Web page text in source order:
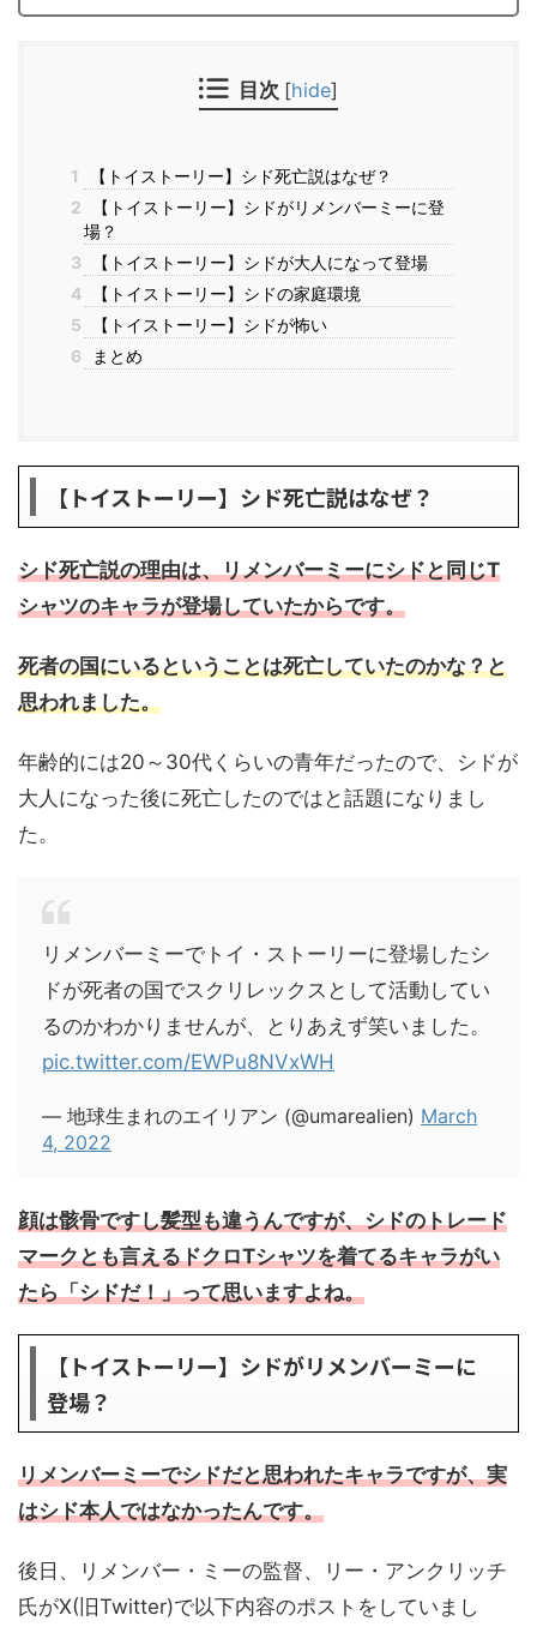
目次 [hide]
1
【トイストーリー】シド死亡説はなぜ？
2
【トイストーリー】シドがリメンバーミーに登
場？
3
【トイストーリー】シドが大人になって登場
4
【トイストーリー】シドの家庭環境
5
【トイストーリー】シドが怖い
6
まとめ
【トイストーリー】シド死亡説はなぜ？
シド死亡説の理由は、リメンバーミーにシドと同じT
シャツのキャラが登場していたからです。
死者の国にいるということは死亡していたのかな？と
思われました。
年齢的には20～30代くらいの青年だったので、シドが
大人になった後に死亡したのではと話題になりまし
た。
リメンバーミーでトイ・ストーリーに登場したシ
ドが死者の国でスクリレックスとして活動してい
るのかわかりませんが、とりあえず笑いました。
pic.twitter.com/EWPu8NVxWH
— 地球生まれのエイリアン (@umarealien) March
4, 2022
顔は骸骨ですし髪型も違うんですが、シドのトレード
マークとも言えるドクロTシャツを着てるキャラがい
たら「シドだ！」って思いますよね。
【トイストーリー】シドがリメンバーミーに
登場？
リメンバーミーでシドだと思われたキャラですが、実
はシド本人ではなかったんです。
後日、リメンバー・ミーの監督、リー・アンクリッチ
氏がX(旧Twitter)で以下内容のポストをしていまし